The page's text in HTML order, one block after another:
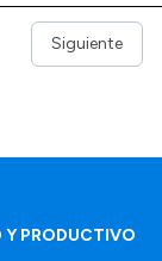
Siguiente
Y PRODUCTIVO